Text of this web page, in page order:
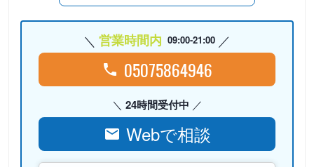
営業時間内 09:00-21:00
05075864946
24時間受付中
Webで相談